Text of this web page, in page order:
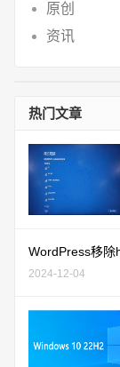
原创
资讯
热门文章
WordPress移除
2024-12-04